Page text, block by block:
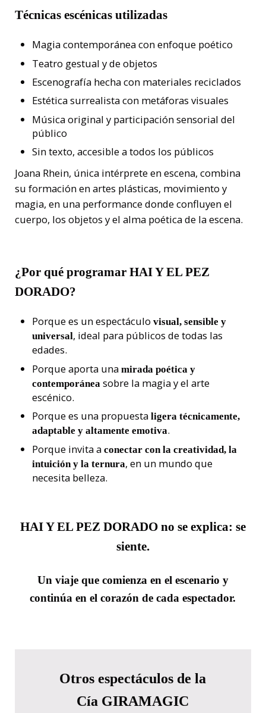
Técnicas escénicas utilizadas
Magia contemporánea con enfoque poético
Teatro gestual y de objetos
Escenografía hecha con materiales reciclados
Estética surrealista con metáforas visuales
Música original y participación sensorial del
público
Sin texto, accesible a todos los públicos
Joana Rhein, única intérprete en escena, combina
su formación en artes plásticas, movimiento y
magia, en una performance donde confluyen el
cuerpo, los objetos y el alma poética de la escena.
¿Por qué programar HAI Y EL PEZ
DORADO?
Porque es un espectáculovisual, sensible y
universal, ideal para públicos de todas las
edades.
Porque aporta unamirada poética y
contemporánea sobre la magia y el arte
escénico.
Porque es una propuestaligera técnicamente,
adaptable y altamente emotiva.
Porque invita aconectar con la creatividad, la
intuición y la ternura, en un mundo que
necesita belleza.
HAI Y EL PEZ DORADOno se explica: se
siente.
Un viaje que comienza en el escenario y
continúa en el corazón de cada espectador.
Otros espectáculos de la
Cía GIRAMAGIC